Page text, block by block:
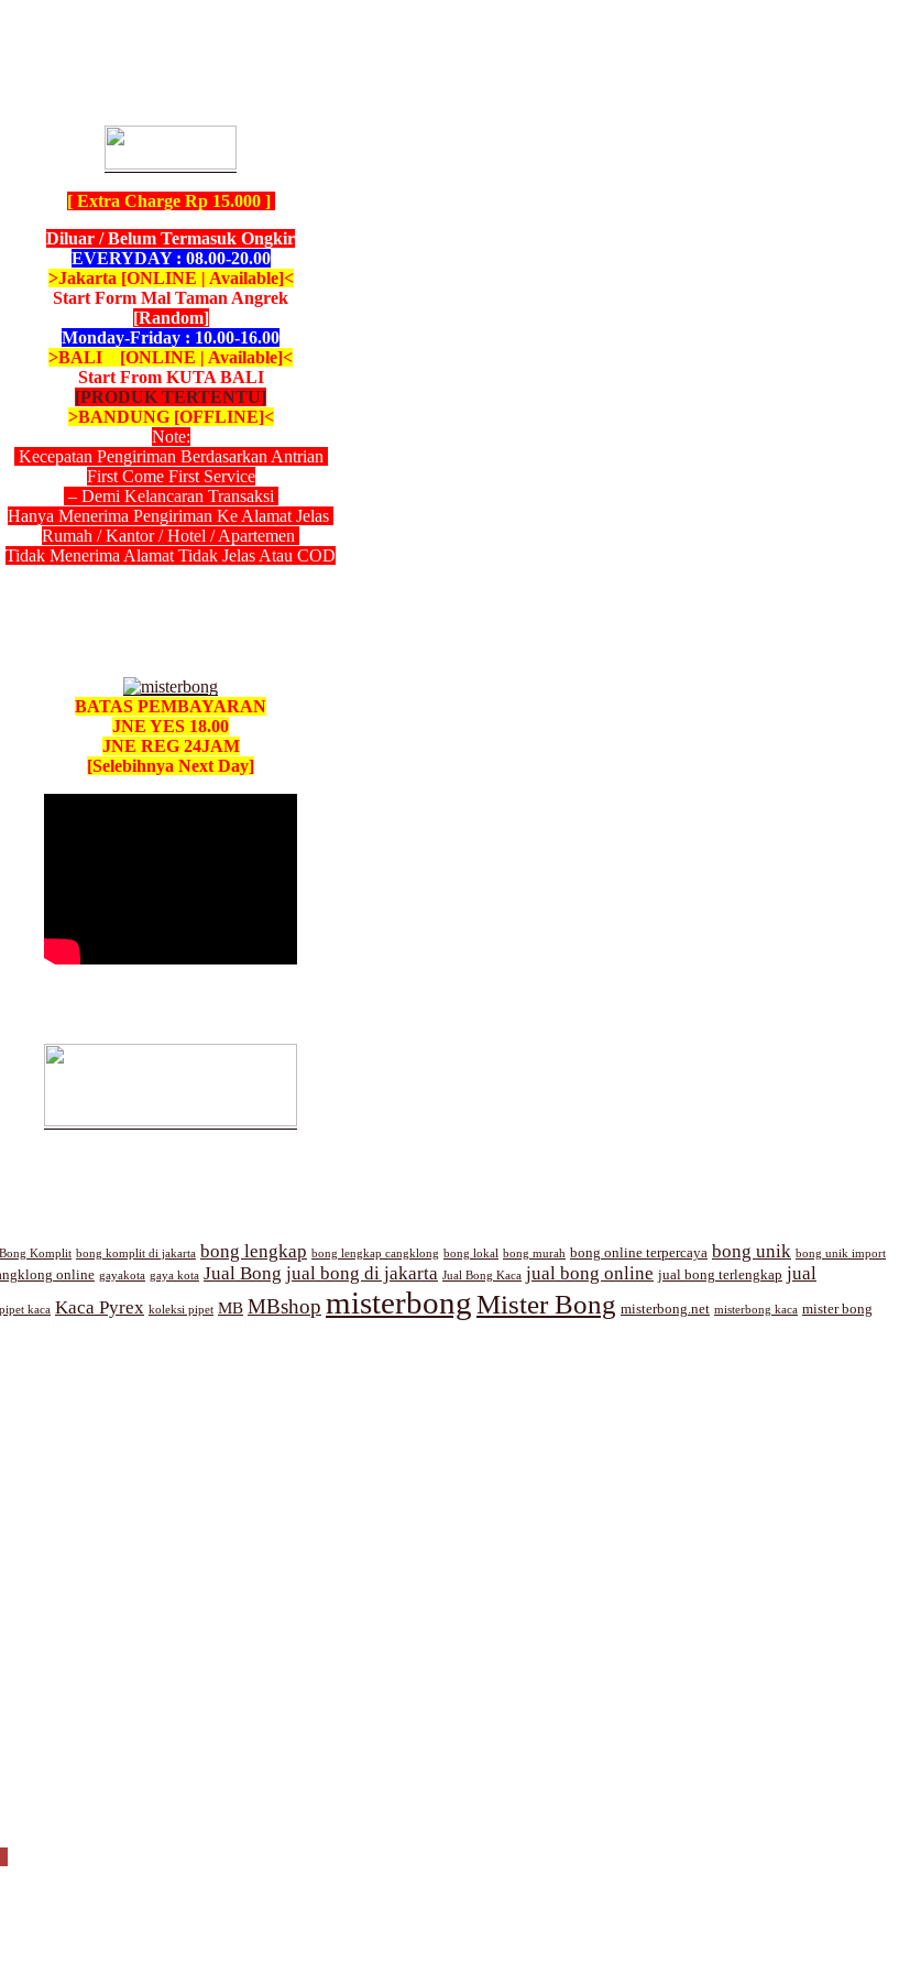
[ Extra Charge Rp 15.000 ]
Diluar / Belum Termasuk Ongkir
EVERYDAY : 08.00-20.00
>Jakarta [ONLINE | Available]<
Start Form Mal Taman Angrek
[Random]
Monday-Friday : 10.00-16.00
>BALI [ONLINE | Available]<
Start From KUTA BALI
[PRODUK TERTENTU]
>BANDUNG [OFFLINE]<
Note:
Kecepatan Pengiriman Berdasarkan Antrian
First Come First Service
– Demi Kelancaran Transaksi
Hanya Menerima Pengiriman Ke Alamat Jelas
Rumah / Kantor / Hotel / Apartemen
Tidak Menerima Alamat Tidak Jelas Atau COD
BATAS PEMBAYARAN
JNE YES 18.00
JNE REG 24JAM
[Selebihnya Next Day]
Bong Komplit bong komplit di jakarta bong lengkap bong lengkap cangklong bong lokal bong murah bong online terpercaya bong unik bong unik import
online gayakota gaya kota Jual Bong jual bong di jakarta Jual Bong Kaca jual bong online jual bong terlengkap jual
kaca Kaca Pyrex koleksi pipet MB MBshop misterbongMister Bong misterbong.net misterbong kaca mister bong